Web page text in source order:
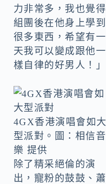
力非常多，我也覺得
組團後在他身上學到
很多東西，希望有一
天我可以變成跟他一
樣自律的好男人！」
4GX香港演唱會如大
型派對。圖：相信音
樂 提供
除了精采絕倫的演
出，寵粉的鼓鼓、蕭